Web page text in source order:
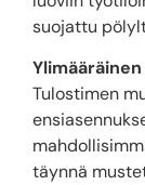
suojattu
Tulostimen
täynnä